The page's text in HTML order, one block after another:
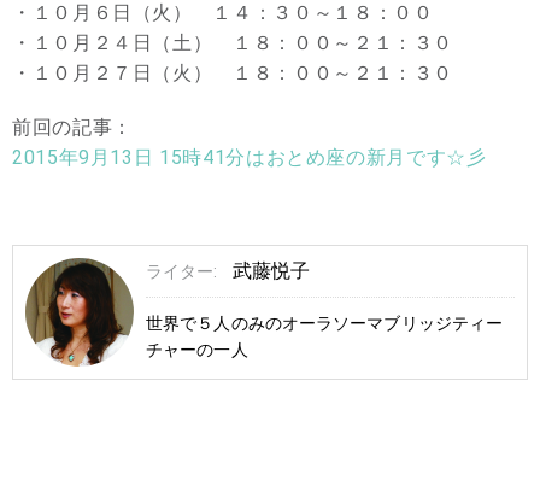
・１０月６日（火） １４：３０～１８：００
・１０月２４日（土） １８：００～２１：３０
・１０月２７日（火） １８：００～２１：３０
前回の記事：
2015年9月13日 15時41分はおとめ座の新月です☆彡
ライター: 武藤悦子
世界で５人のみのオーラソーマブリッジティー
チャーの一人